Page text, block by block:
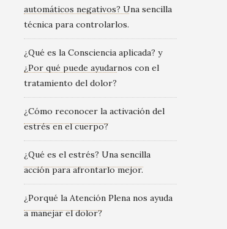
automáticos negativos? Una sencilla
técnica para controlarlos.
¿Qué es la Consciencia aplicada? y
¿Por qué puede ayudarnos con el
tratamiento del dolor?
¿Cómo reconocer la activación del
estrés en el cuerpo?
¿Qué es el estrés? Una sencilla
acción para afrontarlo mejor.
¿Porqué la Atención Plena nos ayuda
a manejar el dolor?